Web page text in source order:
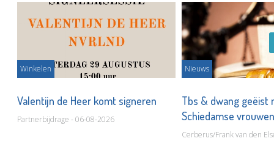
Winkelen
Valentijn de Heer komt signeren
Partnerbijdrage - 06-08-2026
Nieuws
Tbs & dwang geëist
Schiedamse
Cerberus/Frank van den